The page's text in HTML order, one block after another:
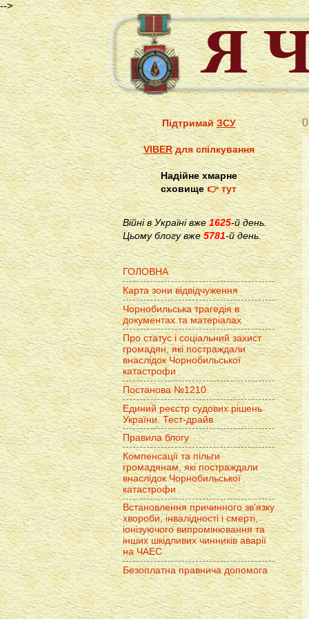
-->
ПідтримайЗСУ
VIBERдля спілкування
Надійне хмарне
сховище👉 тут
Війні в Україні вже1625-й день.
Цьому блогу вже 5781-й день.
ГОЛОВНА
Карта зони відвідчуження
Чорнобильська трагедія в
документах та матеріалах
Про статус і соціальний захист
громадян, які постраждали
внаслідок Чорнобильської
катастрофи
Постанова №1210
Единий реєстр судових рішень
України. Тест-драйв
Правила блогу
Компенсації та пільги
громадянам, які постраждали
внаслідок Чорнобильської
катастрофи
Встановлення причинного зв'язку
хвороби, інвалідності і смерті,
іонізуючого випромінювання та
інших шкідливих чинників аварії
на ЧАЕС
Безоплатна правнича допомога